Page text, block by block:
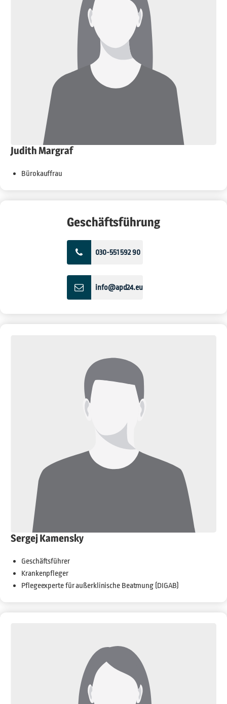
Judith Margraf
Bürokauffrau
Geschäftsführung
030-551 592 90
info@apd24.eu
Sergej Kamensky
Geschäftsführer
Krankenpfleger
Pflegeexperte für außerklinische Beatmung (DIGAB)